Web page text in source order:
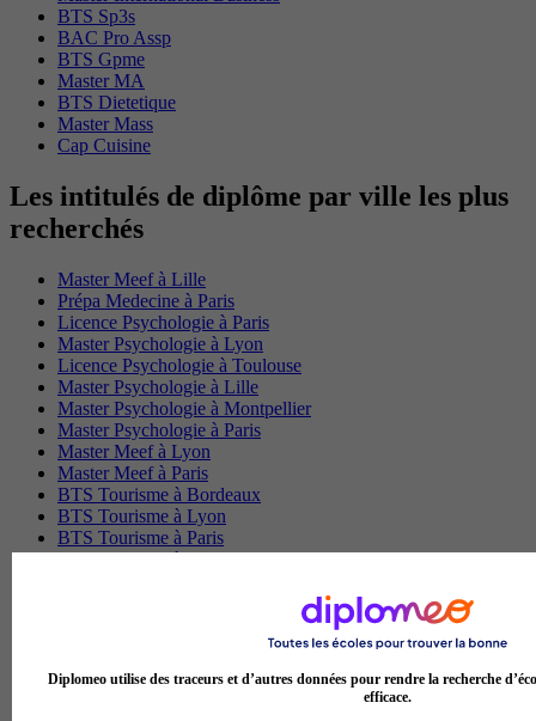
BTS Sp3s
BAC Pro Assp
BTS Gpme
Master MA
BTS Dietetique
Master Mass
Cap Cuisine
Les intitulés de diplôme par ville les plus
recherchés
Master Meef à Lille
Prépa Medecine à Paris
Licence Psychologie à Paris
Master Psychologie à Lyon
Licence Psychologie à Toulouse
Master Psychologie à Lille
Master Psychologie à Montpellier
Master Psychologie à Paris
Master Meef à Lyon
Master Meef à Paris
BTS Tourisme à Bordeaux
BTS Tourisme à Lyon
BTS Tourisme à Paris
BTS Tourisme à Toulouse
BTS Communication à Bordeaux
Master Psychologie à Angers
BTS Ndrc à Lyon
Diplomeo utilise des traceurs et d’autres données pour rendre la recherche
efficace.